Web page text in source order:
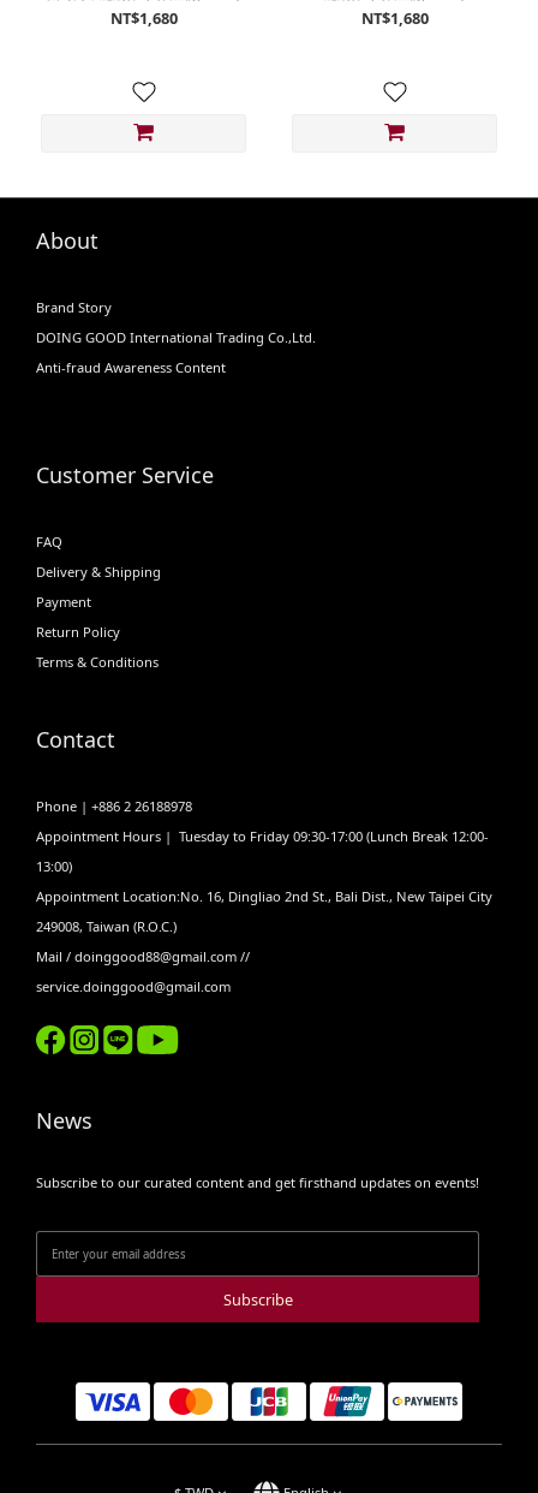
NT$1,680 NT$1,680
About
Brand Story
DOING GOOD International Trading Co.,Ltd.
Anti-fraud Awareness Content
Customer Service
FAQ
Delivery & Shipping
Payment
Return Policy
Terms & Conditions
Contact
Phone | +886 2 26188978
Appointment Hours | Tuesday to Friday 09:30-17:00 (Lunch Break 12:00-
13:00)
Appointment Location:No. 16, Dingliao 2nd St., Bali Dist., New Taipei City
249008, Taiwan (R.O.C.)
Mail / doinggood88@gmail.com //
service.doinggood@gmail.com
News
Subscribe to our curated content and get firsthand updates on events!
Subscribe